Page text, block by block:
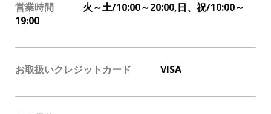
営業時間 火～土/10:00～20:00,日、祝/10:00～
19:00
お取扱いクレジットカード VISA